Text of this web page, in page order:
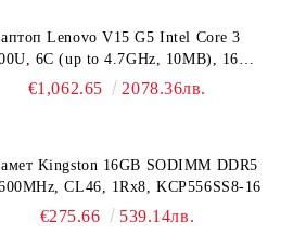
Lenovo V15 G5 Intel Core 3
6C (up to 4.7GHz, 10MB), 16GB
5200, 512GB SSD, 15.6" FHD
€1,062.65 2078.36лв.
Kingston 16GB SODIMM DDR5
CL46, 1Rx8, KCP556SS8-16
€275.66 539.14лв.